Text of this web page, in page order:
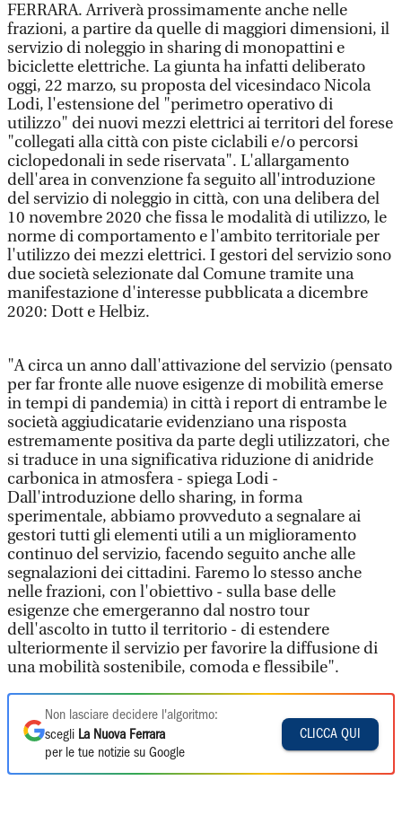
FERRARA. Arriverà prossimamente anche nelle
frazioni, a partire da quelle di maggiori dimensioni, il
servizio di noleggio in sharing di monopattini e
biciclette elettriche. La giunta ha infatti deliberato
oggi, 22 marzo, su proposta del vicesindaco Nicola
Lodi, l'estensione del "perimetro operativo di
utilizzo" dei nuovi mezzi elettrici ai territori del forese
"collegati alla città con piste ciclabili e/o percorsi
ciclopedonali in sede riservata". L'allargamento
dell'area in convenzione fa seguito all'introduzione
del servizio di noleggio in città, con una delibera del
10 novembre 2020 che fissa le modalità di utilizzo, le
norme di comportamento e l'ambito territoriale per
l'utilizzo dei mezzi elettrici. I gestori del servizio sono
due società selezionate dal Comune tramite una
manifestazione d'interesse pubblicata a dicembre
2020: Dott e Helbiz.
"A circa un anno dall'attivazione del servizio (pensato
per far fronte alle nuove esigenze di mobilità emerse
in tempi di pandemia) in città i report di entrambe le
società aggiudicatarie evidenziano una risposta
estremamente positiva da parte degli utilizzatori, che
si traduce in una significativa riduzione di anidride
carbonica in atmosfera - spiega Lodi -
Dall'introduzione dello sharing, in forma
sperimentale, abbiamo provveduto a segnalare ai
gestori tutti gli elementi utili a un miglioramento
continuo del servizio, facendo seguito anche alle
segnalazioni dei cittadini. Faremo lo stesso anche
nelle frazioni, con l'obiettivo - sulla base delle
esigenze che emergeranno dal nostro tour
dell'ascolto in tutto il territorio - di estendere
ulteriormente il servizio per favorire la diffusione di
una mobilità sostenibile, comoda e flessibile".
Non lasciare decidere l'algoritmo:
scegli La Nuova Ferrara
per le tue notizie su Google
CLICCA QUI